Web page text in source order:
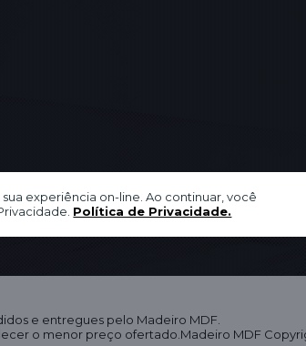
experiência on-line. Ao continuar, você
Política de Privacidade.
e entregues pelo Madeiro MDF.
o menor preço ofertado.Madeiro MDF